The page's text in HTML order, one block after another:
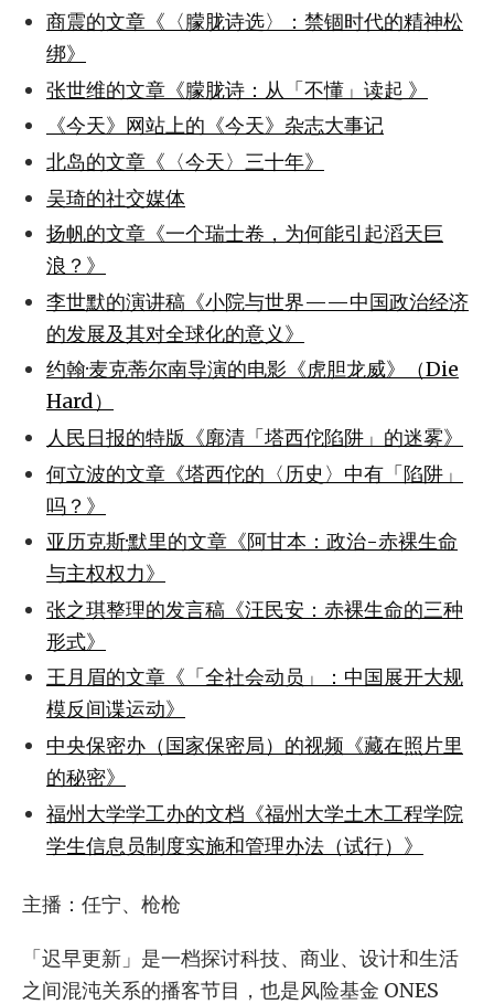
商震的文章《〈朦胧诗选〉：禁锢时代的精神松
绑》
张世维的文章《朦胧诗：从「不懂」读起 》
《今天》网站上的《今天》杂志大事记
北岛的文章《〈今天〉三十年》
吴琦的社交媒体
扬帆的文章《一个瑞士卷，为何能引起滔天巨
浪？》
李世默的演讲稿《小院与世界——中国政治经济
的发展及其对全球化的意义》
约翰·麦克蒂尔南导演的电影《虎胆龙威》（Die
Hard）
人民日报的特版《廓清「塔西佗陷阱」的迷雾》
何立波的文章《塔西佗的〈历史〉中有「陷阱」
吗？》
亚历克斯·默里的文章《阿甘本：政治-赤裸生命
与主权权力》
张之琪整理的发言稿《汪民安：赤裸生命的三种
形式》
王月眉的文章《「全社会动员」：中国展开大规
模反间谍运动》
中央保密办（国家保密局）的视频《藏在照片里
的秘密》
福州大学学工办的文档《福州大学土木工程学院
学生信息员制度实施和管理办法（试行）》
主播：任宁、枪枪
「迟早更新」是一档探讨科技、商业、设计和生活
之间混沌关系的播客节目，也是风险基金 ONES